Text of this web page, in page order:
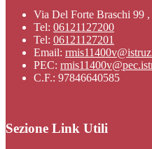
Via Del Forte Braschi 99
Tel: 06121127200
Tel: 06121127201
Email:
PEC:
C.F.: 97846640585
Sezione Link Utili